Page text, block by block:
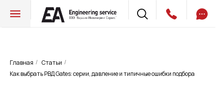
Главная / Статьи /
Как выбрать РВД Gates: серии, давление и типичные ошибки подбора